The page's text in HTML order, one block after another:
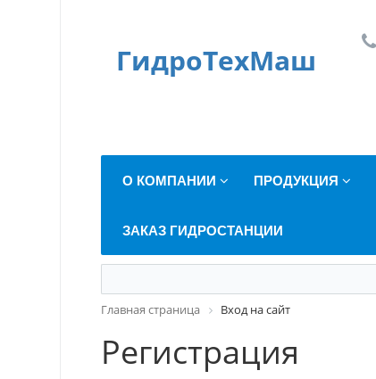
ГидроТехМаш
О КОМПАНИИ ПРОДУКЦИЯ
ЗАКАЗ ГИДРОСТАНЦИИ
Главная страница Вход на сайт
Регистрация